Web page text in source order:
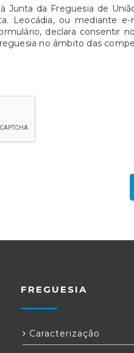
Junta da Freguesia de
Leocádia, ou mediante
declara consentir
no âmbito das
FREGUESIA
Caracterização